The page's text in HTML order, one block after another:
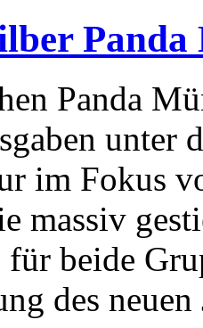
Panda
Panda
unter
im Fokus
massiv
beide
des